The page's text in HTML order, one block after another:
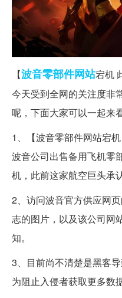
【波音零部件网站宕机
今天受到全网的关注度非
呢，下面大家可以一起来
1、【波音零部件网站宕
波音公司出售备用飞机零
机，此前这家航空巨头承
2、访问波音官方供应网
志的图片，以及该公司网
知。
3、目前尚不清楚是黑客
为阻止入侵者获取更多数